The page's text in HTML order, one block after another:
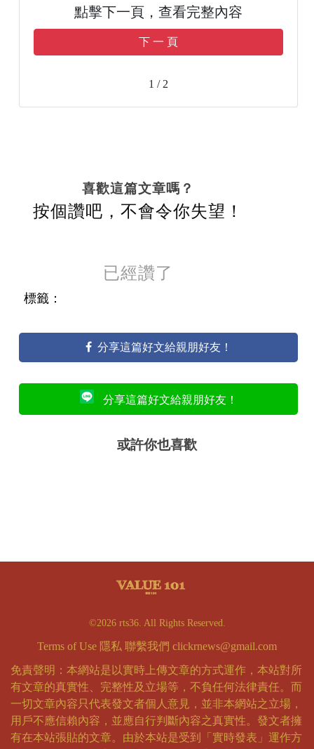
點擊下一頁，查看完整內容
下 一 頁
1 / 2
喜歡這篇文章嗎？
按個讚吧，不會令你失望！
已經讚了
標籤：
分享這篇好文給親朋好友！
分享這篇好文給親朋好友！
或許你也喜歡
©2026 rts36. All Rights Reserved.
Terms of Use 隱私 聯繫我們 clickrnews@gmail.com
免責聲明：本網站是以實時上傳文章的方式運作，本站對所
有文章的真實性、完整性及立場等，不負任何法律責任。而
一切文章內容只代表發文者個人意見，並非本網站之立場，
用戶不應信賴內容，並應自行判斷內容之真實性。發文者擁
有在本站張貼的文章。由於本站是受到「實時發表」運作方